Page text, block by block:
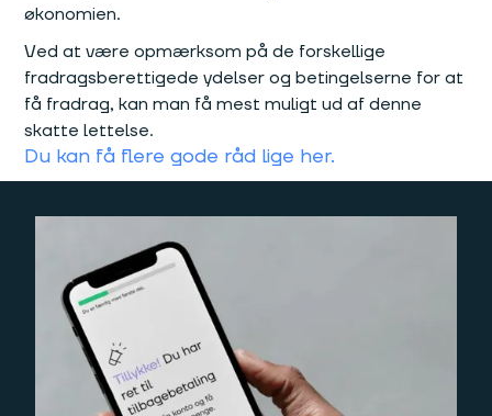
økonomien.
Ved at være opmærksom på de forskellige
fradragsberettigede ydelser og betingelserne for at
få fradrag, kan man få mest muligt ud af denne
skatte lettelse.
Du kan få flere gode råd lige her.